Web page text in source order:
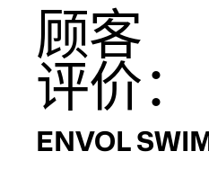
顾客
评价：
ENVOL